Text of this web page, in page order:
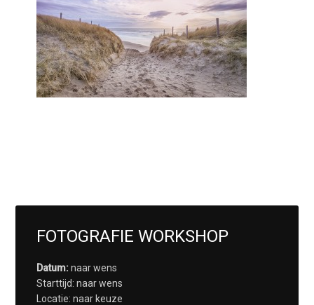
FOTOGRAFIE WORKSHOP
Datum:naar wens
Starttijd: naar wens
Locatie: naar keuze